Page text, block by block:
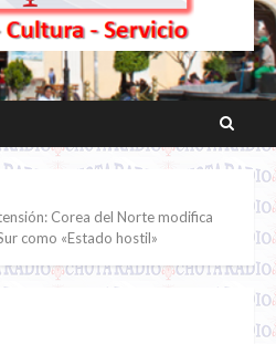
Corea del Norte modifica
como «Estado hostil»